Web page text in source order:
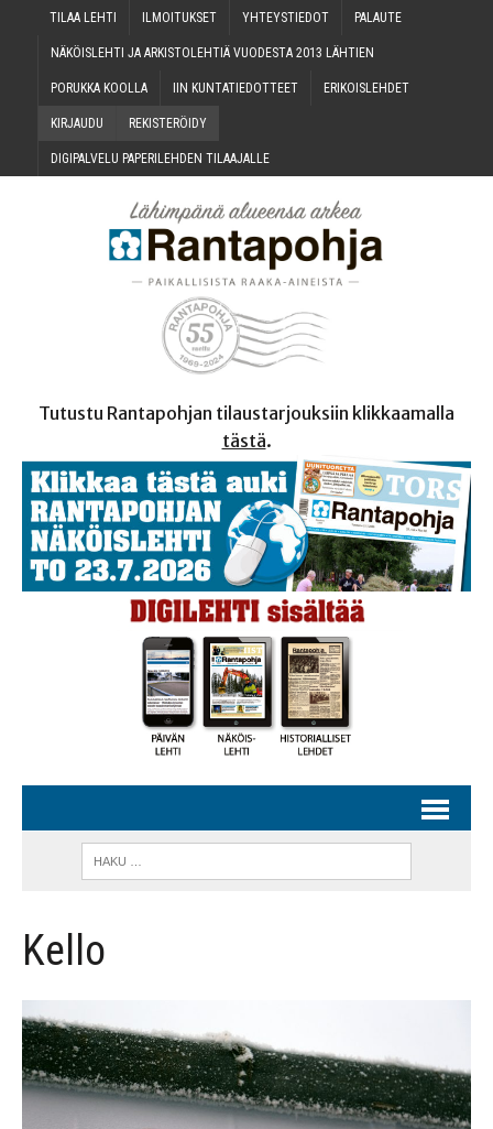
TILAA LEH­TI ILMOI­TUK­SET YHTEYS­TIE­DOT PALAU­TE
NÄKÖIS­LEH­TI JA ARKIS­TO­LEH­TIÄ VUO­DES­TA 2013 LÄHTIEN
PORUK­KA KOOLLA IIN KUN­TA­TIE­DOT­TEET ERI­KOIS­LEH­DET
KIR­JAU­DU REKIS­TE­RÖI­DY
DIGI­PAL­VE­LU PAPE­RI­LEH­DEN TILAAJALLE
Tutustu Rantapohjan tilaustarjouksiin klikkaamalla
tästä.
Kello